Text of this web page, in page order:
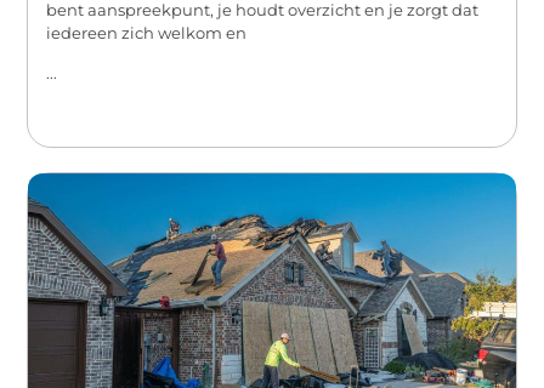
bent aanspreekpunt, je houdt overzicht en je zorgt dat
iedereen zich welkom en
...